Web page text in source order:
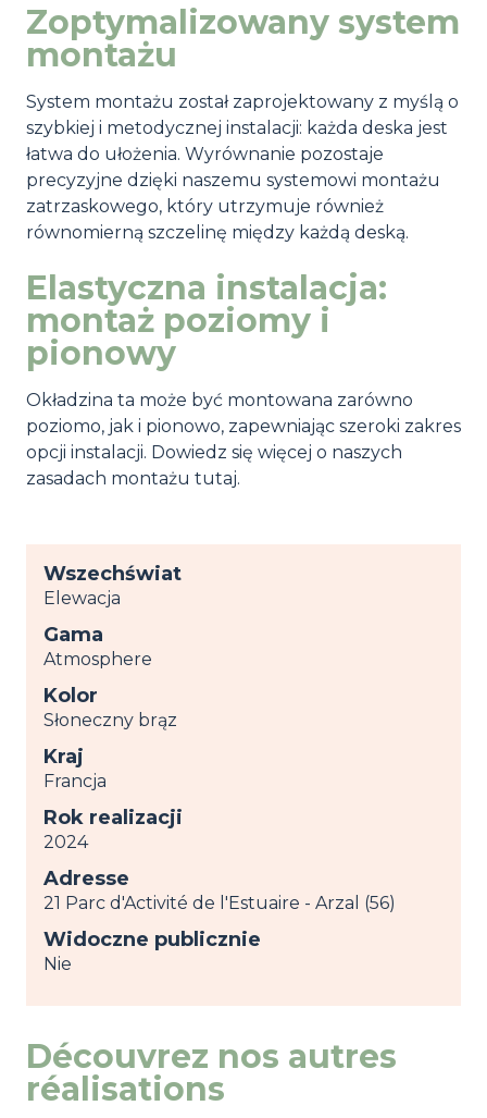
Zoptymalizowany system
montażu
System montażu został zaprojektowany z myślą o
szybkiej i metodycznej instalacji: każda deska jest
łatwa do ułożenia. Wyrównanie pozostaje
precyzyjne dzięki naszemu systemowi montażu
zatrzaskowego, który utrzymuje również
równomierną szczelinę między każdą deską.
Elastyczna instalacja:
montaż poziomy i
pionowy
Okładzina ta może być montowana zarówno
poziomo, jak i pionowo, zapewniając szeroki zakres
opcji instalacji. Dowiedz się więcej o naszych
zasadach montażu tutaj.
Wszechświat
Elewacja
Gama
Atmosphere
Kolor
Słoneczny brąz
Kraj
Francja
Rok realizacji
2024
Adresse
21 Parc d'Activité de l'Estuaire - Arzal (56)
Widoczne publicznie
Nie
Découvrez nos autres
réalisations